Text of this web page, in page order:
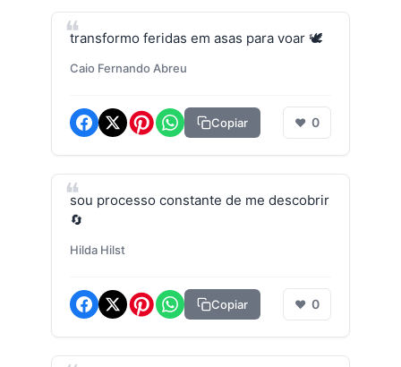
transformo feridas em asas para voar 🕊️
Caio Fernando Abreu
Copiar ❤ 0
sou processo constante de me descobrir
🔄
Hilda Hilst
Copiar ❤ 0